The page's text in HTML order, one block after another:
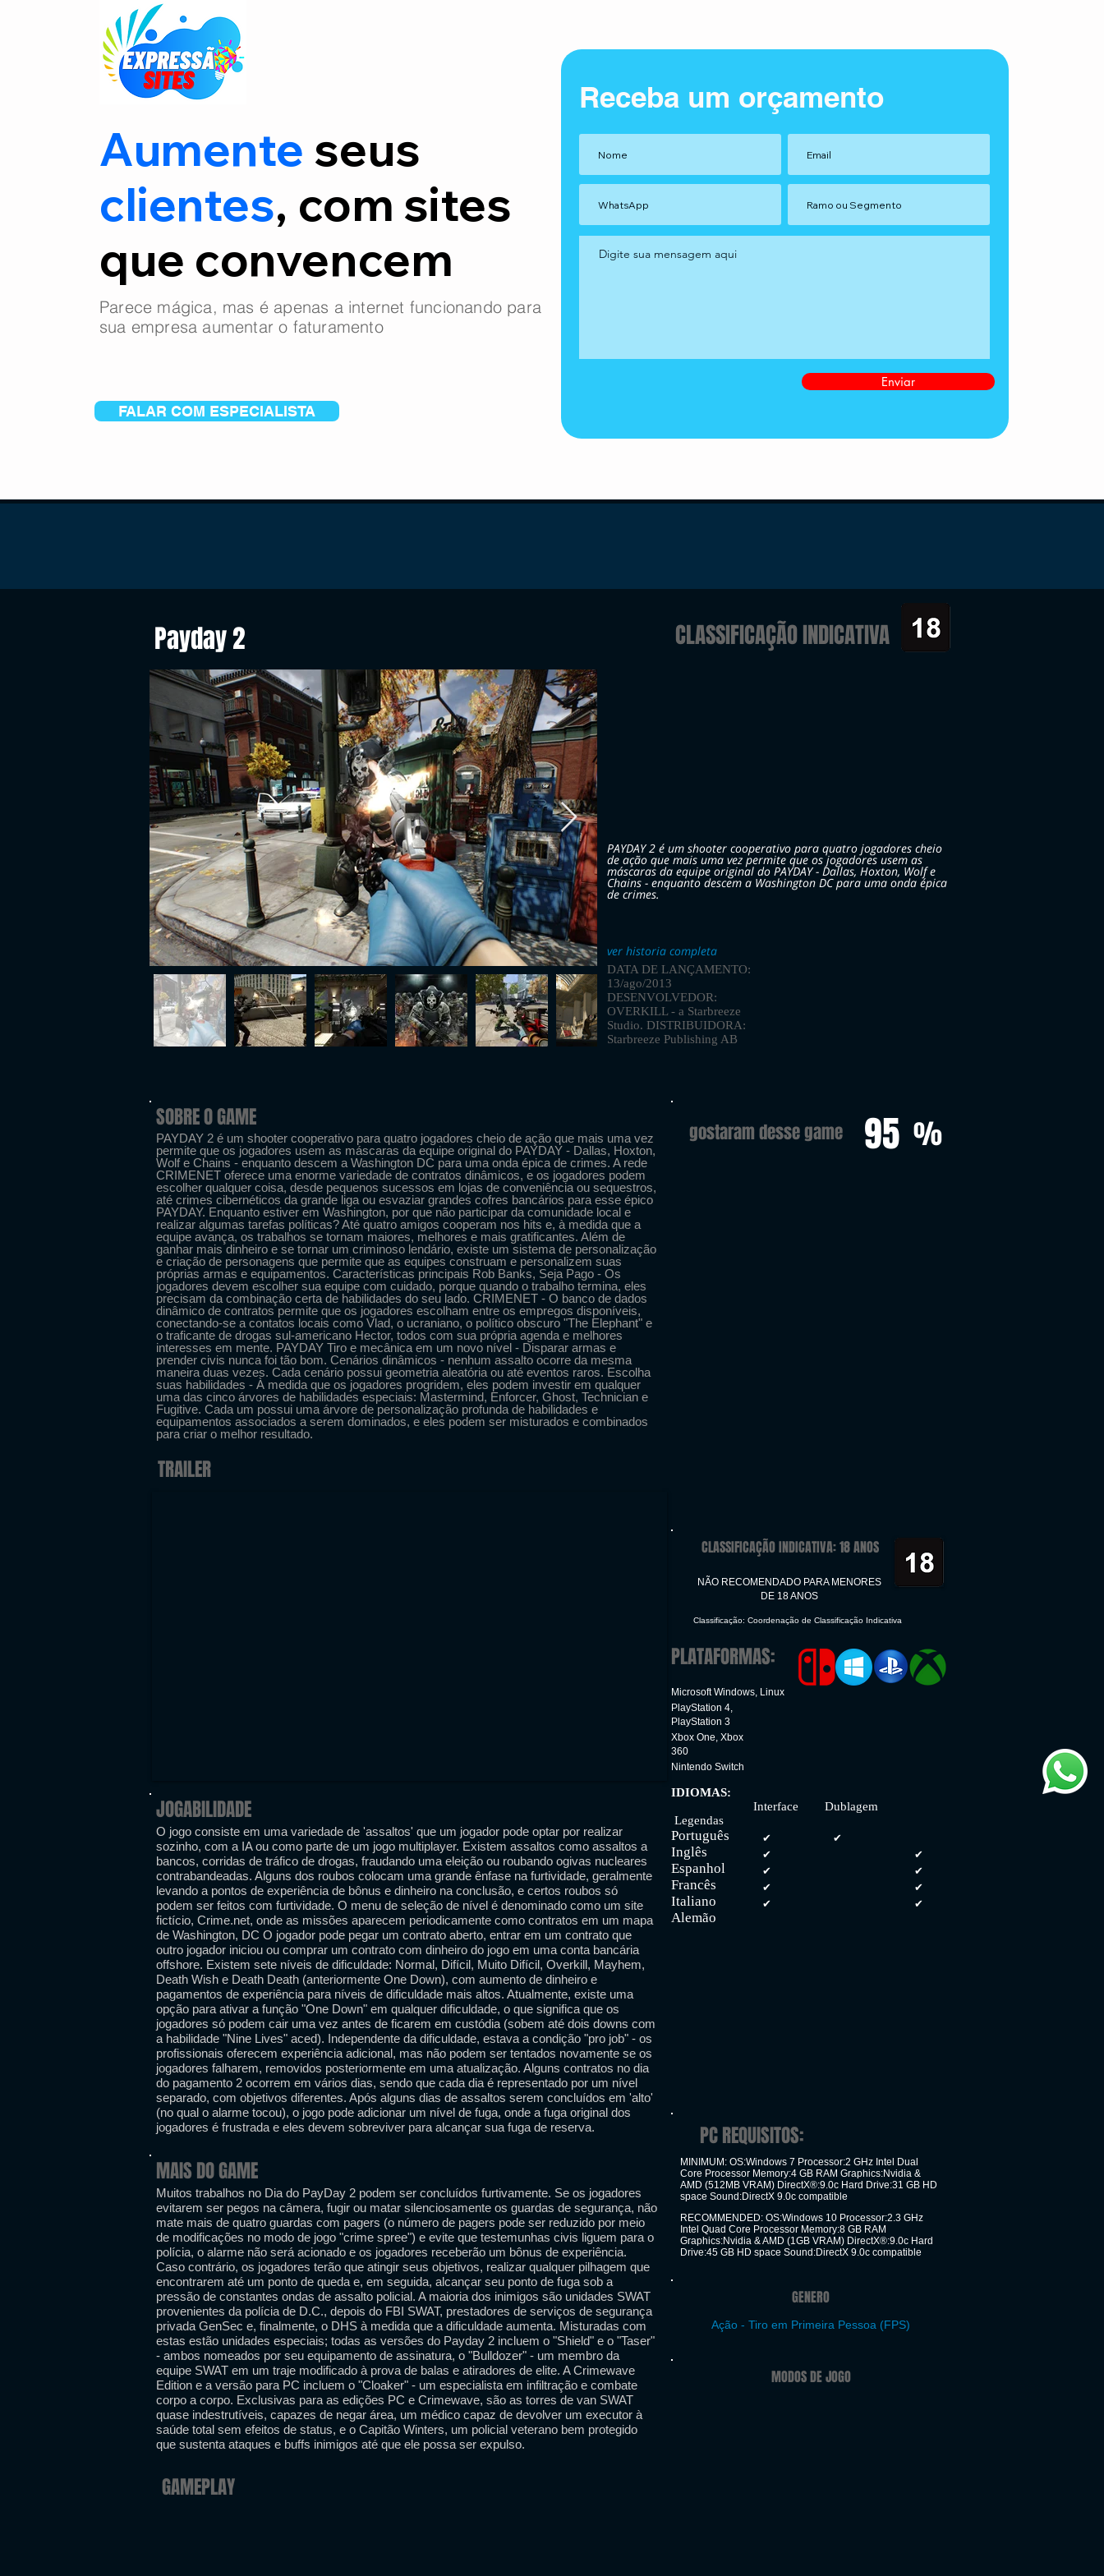
Aumente seus
clientes, com sites
que convencem
Parece mágica, mas é apenas a internet funcionando para
sua empresa aumentar o faturamento
FALAR COM ESPECIALISTA
Receba um orçamento
Enviar
Payday 2 CLASSIFICAÇÃO INDICATIVA
PAYDAY 2 é um shooter cooperativo para quatro jogadores cheio
de ação que mais uma vez permite que os jogadores usem as
máscaras da equipe original do PAYDAY - Dallas, Hoxton, Wolf e
Chains - enquanto descem a Washington DC para uma onda épica
de crimes.
ver historia completa
DATA DE LANÇAMENTO:
13/ago/2013
DESENVOLVEDOR:
OVERKILL - a Starbreeze
Studio. DISTRIBUIDORA:
Starbreeze Publishing AB
SOBRE O GAME
PAYDAY 2 é um shooter cooperativo para quatro jogadores cheio de ação que mais uma vez
permite que os jogadores usem as máscaras da equipe original do PAYDAY - Dallas, Hoxton,
Wolf e Chains - enquanto descem a Washington DC para uma onda épica de crimes. A rede
CRIMENET oferece uma enorme variedade de contratos dinâmicos, e os jogadores podem
escolher qualquer coisa, desde pequenos sucessos em lojas de conveniência ou sequestros,
até crimes cibernéticos da grande liga ou esvaziar grandes cofres bancários para esse épico
PAYDAY. Enquanto estiver em Washington, por que não participar da comunidade local e
realizar algumas tarefas políticas? Até quatro amigos cooperam nos hits e, à medida que a
equipe avança, os trabalhos se tornam maiores, melhores e mais gratificantes. Além de
ganhar mais dinheiro e se tornar um criminoso lendário, existe um sistema de personalização
e criação de personagens que permite que as equipes construam e personalizem suas
próprias armas e equipamentos. Características principais Rob Banks, Seja Pago - Os
jogadores devem escolher sua equipe com cuidado, porque quando o trabalho termina, eles
precisam da combinação certa de habilidades do seu lado. CRIMENET - O banco de dados
dinâmico de contratos permite que os jogadores escolham entre os empregos disponíveis,
conectando-se a contatos locais como Vlad, o ucraniano, o político obscuro "The Elephant" e
o traficante de drogas sul-americano Hector, todos com sua própria agenda e melhores
interesses em mente. PAYDAY Tiro e mecânica em um novo nível - Disparar armas e
prender civis nunca foi tão bom. Cenários dinâmicos - nenhum assalto ocorre da mesma
maneira duas vezes. Cada cenário possui geometria aleatória ou até eventos raros. Escolha
suas habilidades - À medida que os jogadores progridem, eles podem investir em qualquer
uma das cinco árvores de habilidades especiais: Mastermind, Enforcer, Ghost, Technician e
Fugitive. Cada um possui uma árvore de personalização profunda de habilidades e
equipamentos associados a serem dominados, e eles podem ser misturados e combinados
para criar o melhor resultado.
TRAILER
JOGABILIDADE
O jogo consiste em uma variedade de 'assaltos' que um jogador pode optar por realizar
sozinho, com a IA ou como parte de um jogo multiplayer. Existem assaltos como assaltos a
bancos, corridas de tráfico de drogas, fraudando uma eleição ou roubando ogivas nucleares
contrabandeadas. Alguns dos roubos colocam uma grande ênfase na furtividade, geralmente
levando a pontos de experiência de bônus e dinheiro na conclusão, e certos roubos só
podem ser feitos com furtividade. O menu de seleção de nível é denominado como um site
fictício, Crime.net, onde as missões aparecem periodicamente como contratos em um mapa
de Washington, DC O jogador pode pegar um contrato aberto, entrar em um contrato que
outro jogador iniciou ou comprar um contrato com dinheiro do jogo em uma conta bancária
offshore. Existem sete níveis de dificuldade: Normal, Difícil, Muito Difícil, Overkill, Mayhem,
Death Wish e Death Death (anteriormente One Down), com aumento de dinheiro e
pagamentos de experiência para níveis de dificuldade mais altos. Atualmente, existe uma
opção para ativar a função "One Down" em qualquer dificuldade, o que significa que os
jogadores só podem cair uma vez antes de ficarem em custódia (sobem até dois downs com
a habilidade "Nine Lives" aced). Independente da dificuldade, estava a condição "pro job" - os
profissionais oferecem experiência adicional, mas não podem ser tentados novamente se os
jogadores falharem, removidos posteriormente em uma atualização. Alguns contratos no dia
do pagamento 2 ocorrem em vários dias, sendo que cada dia é representado por um nível
separado, com objetivos diferentes. Após alguns dias de assaltos serem concluídos em 'alto'
(no qual o alarme tocou), o jogo pode adicionar um nível de fuga, onde a fuga original dos
jogadores é frustrada e eles devem sobreviver para alcançar sua fuga de reserva.
MAIS DO GAME
Muitos trabalhos no Dia do PayDay 2 podem ser concluídos furtivamente. Se os jogadores
evitarem ser pegos na câmera, fugir ou matar silenciosamente os guardas de segurança, não
mate mais de quatro guardas com pagers (o número de pagers pode ser reduzido por meio
de modificações no modo de jogo "crime spree") e evite que testemunhas civis liguem para o
polícia, o alarme não será acionado e os jogadores receberão um bônus de experiência.
Caso contrário, os jogadores terão que atingir seus objetivos, realizar qualquer pilhagem que
encontrarem até um ponto de queda e, em seguida, alcançar seu ponto de fuga sob a
pressão de constantes ondas de assalto policial. A maioria dos inimigos são unidades SWAT
provenientes da polícia de D.C., depois do FBI SWAT, prestadores de serviços de segurança
privada GenSec e, finalmente, o DHS à medida que a dificuldade aumenta. Misturadas com
estas estão unidades especiais; todas as versões do Payday 2 incluem o "Shield" e o "Taser"
- ambos nomeados por seu equipamento de assinatura, o "Bulldozer" - um membro da
equipe SWAT em um traje modificado à prova de balas e atiradores de elite. A Crimewave
Edition e a versão para PC incluem o "Cloaker" - um especialista em infiltração e combate
corpo a corpo. Exclusivas para as edições PC e Crimewave, são as torres de van SWAT
quase indestrutíveis, capazes de negar área, um médico capaz de devolver um executor à
saúde total sem efeitos de status, e o Capitão Winters, um policial veterano bem protegido
que sustenta ataques e buffs inimigos até que ele possa ser expulso.
GAMEPLAY
gostaram desse game 95 %
CLASSIFICAÇÃO INDICATIVA: 18 ANOS
NÃO RECOMENDADO PARA MENORES
DE 18 ANOS
Classificação: Coordenação de Classificação Indicativa
PLATAFORMAS:
Microsoft Windows, Linux
PlayStation 4,
PlayStation 3
Xbox One, Xbox
360
Nintendo Switch
IDIOMAS:
Interface Dublagem
Legendas
Português
Inglês
Espanhol
Francês
Italiano
Alemão
✔
✔
✔
✔
✔
✔
✔
✔
✔
✔
PC REQUISITOS:
MINIMUM: OS:Windows 7 Processor:2 GHz Intel Dual
Core Processor Memory:4 GB RAM Graphics:Nvidia &
AMD (512MB VRAM) DirectX®:9.0c Hard Drive:31 GB HD
space Sound:DirectX 9.0c compatible
RECOMMENDED: OS:Windows 10 Processor:2.3 GHz
Intel Quad Core Processor Memory:8 GB RAM
Graphics:Nvidia & AMD (1GB VRAM) DirectX®:9.0c Hard
Drive:45 GB HD space Sound:DirectX 9.0c compatible
GENERO
Ação - Tiro em Primeira Pessoa (FPS)
MODOS DE JOGO